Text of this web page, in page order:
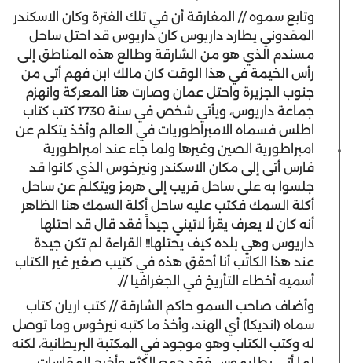
‫وتابع سموه // المفارقة أن في تلك الفترة وكان الاسكندر
المقدوني يطارد داريوس كان داريوس قد احتل ساحل
مسندم الذي هو من الشارقة وطالع هذه المناطق إلى
رأس الخيمة في هذا الوقت كان مالك ابن فهم أتى من
جنوب الجزيرة واحتل عمان وصارت هنا المعركة وانهزم
جماعة داريوس، ويأتي شخص في سنة 1730 كتب كتاب
اطلس فسماه الامبراطوريات في العالم وأخذ يتكلم عن
امبراطورية الصين وغيرها ولما جاء عند امبراطورية
فارس أتى إلى مكان الاسكندر ونيرخوس الذي كانوا قد
جلسوا به على ساحل قريب إلى هرمز ويتكلم عن ساحل
أكلة السمك فكتب عليه ساحل أكلة السمك هنا الظاهر
أنه كان لا يعرف يقرأ لاتيني جيداً فقد قال قد احتلها
داريوس وهي بلده كيف يحتلها!! القراءة لم تكن جيدة
عند هذا الكاتب أنا أحقق هذه في كتيب صغير غير الكتاب
أسميه أخطاء التأريخ في الجغرافيا //.
‫وأضاف صاحب السمو حاكم الشارقة // كتب اريان كتاب
سماه (انديكا) أي الهند، وأخذ ما كتبه نيرخوس وما توصل
له وكتب الكتاب وهو موجود في المكتبة البريطانية، لكنه